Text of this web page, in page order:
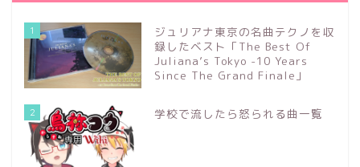
1
ジュリアナ東京の名曲テクノを収
録したベスト「The Best Of
Juliana’s Tokyo -10 Years
Since The Grand Finale」
2 学校で流したら怒られる曲一覧